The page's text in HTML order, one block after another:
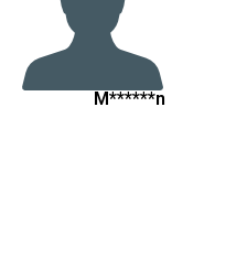
M******n